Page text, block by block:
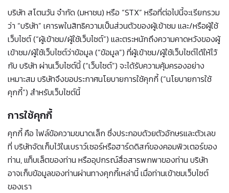
บริษัท สโตนวัน จำกัด (มหาชน) หรือ “STX” หรือที่ต่อไปนี้จะเรียกรวม
ว่า “บริษัท” เคารพในสิทธิความเป็นส่วนตัวของผู้เข้าชม และ/หรือผู้ใช้
เว็บไซต์ (“ผู้เข้าชม/ผู้ใช้เว็บไซต์”) และตระหนักถึงความคาดหวังของผู้
เข้าชม/ผู้ใช้เว็บไซต์ว่าข้อมูล (“ข้อมูล”) ที่ผู้เข้าชม/ผู้ใช้เว็บไซต์ได้ให้ไว้
กับ บริษัท ผ่านเว็บไซต์นี้ (“เว็บไซต์”) จะได้รับความคุ้มครองอย่าง
เหมาะสม บริษัทจึงขอประกาศนโยบายการใช้คุกกี้ (“นโยบายการใช้
คุกกี้”) สำหรับเว็บไซต์นี้
การใช้คุกกี้
คุกกี้ คือ ไฟล์ข้อความขนาดเล็ก ซึ่งประกอบด้วยตัวอักษรและตัวเลข
ที่ บริษัทจัดเก็บไว้ในเบราว์เซอร์หรือฮาร์ดดิสก์ของคอมพิวเตอร์ของ
ท่าน, แท็บเล็ตของท่าน หรืออุปกรณ์สื่อสารพกพาของท่าน บริษัท
อาจเก็บข้อมูลของท่านผ่านทางคุกกี้เหล่านี้ เมื่อท่านเข้าชมเว็บไซต์
ของเรา